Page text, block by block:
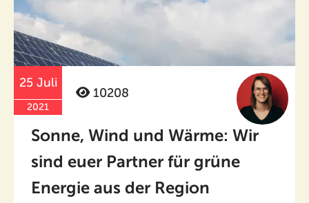
25 Juli
2021
10208
Sonne, Wind und Wärme: Wir
sind euer Partner für grüne
Energie aus der Region